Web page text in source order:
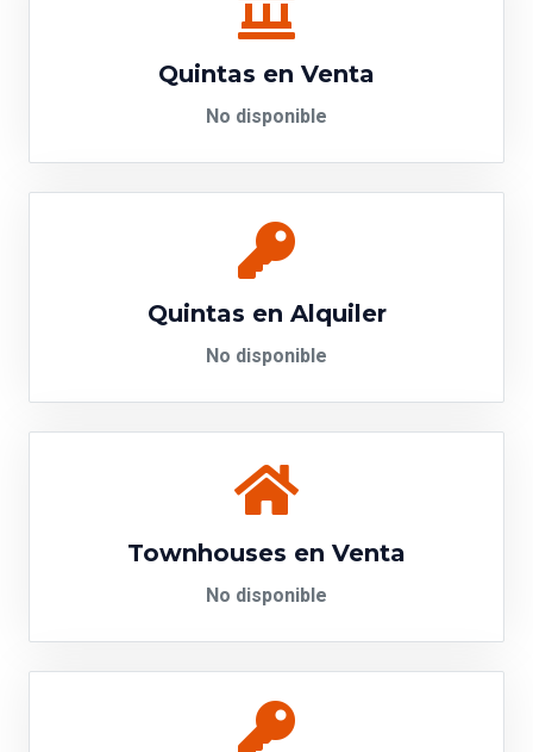
Quintas en Venta
No disponible
Quintas en Alquiler
No disponible
Townhouses en Venta
No disponible